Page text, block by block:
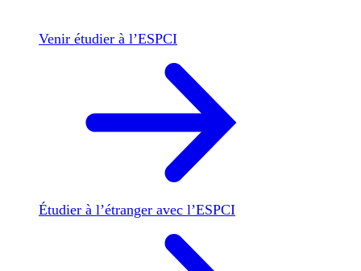
Venir étudier à l’ESPCI
Étudier à l’étranger avec l’ESPCI